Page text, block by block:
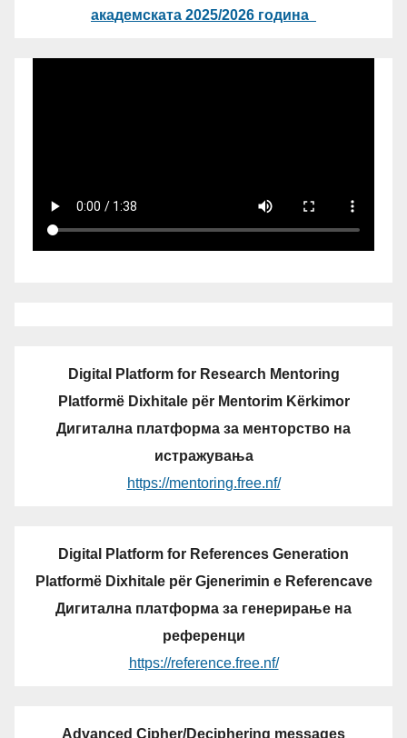
академската 2025/2026 година
Digital Platform for Research Mentoring
Platformë Dixhitale për Mentorim Kërkimor
Дигитална платформа за менторство на
истражувања
https://mentoring.free.nf/
Digital Platform for References Generation
Platformë Dixhitale për Gjenerimin e Referencave
Дигитална платформа за генерирање на
референци
https://reference.free.nf/
Advanced Cipher/Deciphering messages